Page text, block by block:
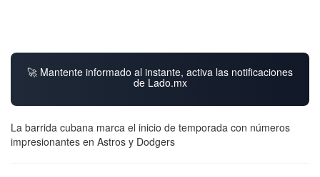
🚀 Mantente informado al instante, activa las notificaciones
de Lado.mx
La barrida cubana marca el inicio de temporada con números
impresionantes en Astros y Dodgers